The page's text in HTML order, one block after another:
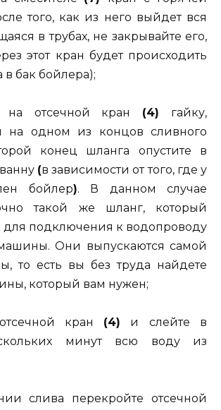
того, как из него выйдет вся
в трубах, не закрывайте его,
этот кран будет происходить
в бак бойлера);
на отсечной кран (4) гайку,
на одном из концов сливного
конец шланга опустите в
(в зависимости от того, где у
бойлер). В данном случае
такой же шланг, который
для подключения к водопроводу
Они выпускаются самой
то есть вы без труда найдете
который вам нужен;
кран (4) и слейте в
минут всю воду из
слива перекройте отсечной